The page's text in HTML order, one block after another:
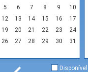
5 6 7 8 9
10
12 13 14 15 16
17
19 20 21 22 23
24
26 27 28 29 30 31
Disponível